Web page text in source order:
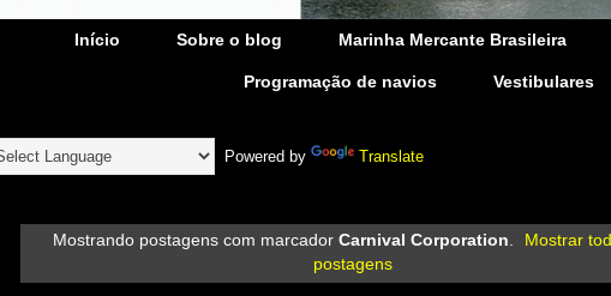
Início Sobre o blog Marinha Mercante Brasileira
Programação de navios Vestibulares
Powered by Translate
Mostrando postagens com marcador Carnival Corporation.
Mostrar
postagens